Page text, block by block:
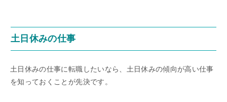
土日休みの仕事
土日休みの仕事に転職したいなら、土日休みの傾向が高い仕事
を知っておくことが先決です。